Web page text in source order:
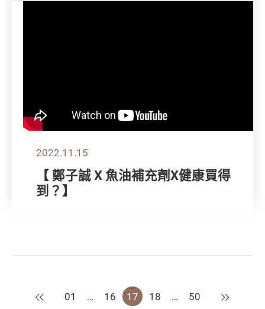
2022.11.15
【 鄭子誠 X 魚油補充劑X健康買得
到？】
上一頁
01 … 16 17 18 … 50 下一頁